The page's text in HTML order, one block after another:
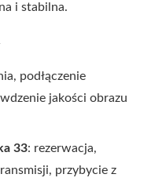
i stabilna.
podłączenie
jakości obrazu
33: rezerwacja,
przybycie z